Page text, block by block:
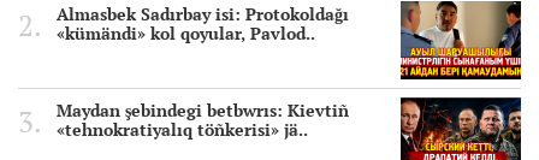
Almasbek Sadırbay isi: Protokoldağı
«kümändi» kol qoyular, Pavlod..
Maydan şebindegi betbwrıs: Kievtiñ
«tehnokratiyalıq töñkerisi» jä..